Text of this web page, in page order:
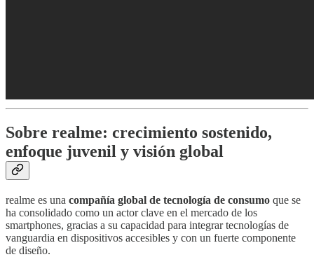
Sobre realme: crecimiento sostenido,
enfoque juvenil y visión global
realme es una compañía global de tecnología de consumo que se
ha consolidado como un actor clave en el mercado de los
smartphones, gracias a su capacidad para integrar tecnologías de
vanguardia en dispositivos accesibles y con un fuerte componente
de diseño.